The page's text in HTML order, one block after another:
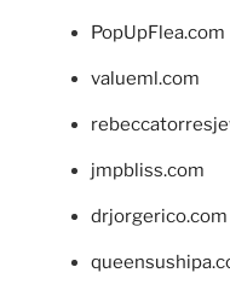
PopUpFlea.com
valueml.com
jmpbliss.com
drjorgerico.com